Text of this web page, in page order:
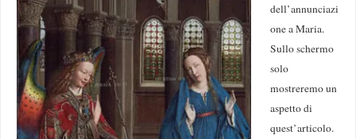
dell’annunciazi
one a Maria.
Sullo schermo
solo
mostreremo un
aspetto di
quest’articolo.